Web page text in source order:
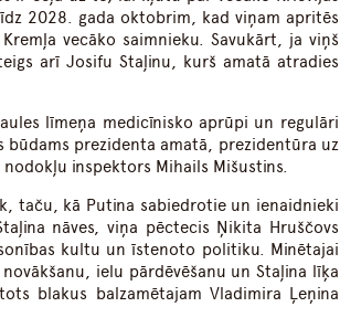
2028. gada oktobrim, kad viņam apritēs
vecāko saimnieku. Savukārt, ja viņš
arī Josifu Staļinu, kurš amatā atradies
līmeņa medicīnisko aprūpi un regulāri
prezidenta amatā, prezidentūra uz
inspektors Mihails Mišustins.
taču, kā Putina sabiedrotie un ienaidnieki
nāves, viņa pēctecis Ņikita Hruščovs
kultu un īstenoto politiku. Minētajai
ielu pārdēvēšanu un Staļina līķa
blakus balzamētajam Vladimira Ļeņina